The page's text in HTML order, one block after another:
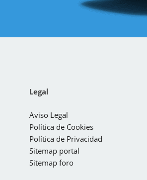
Legal
Aviso Legal
Política de Cookies
Política de Privacidad
Sitemap portal
Sitemap foro